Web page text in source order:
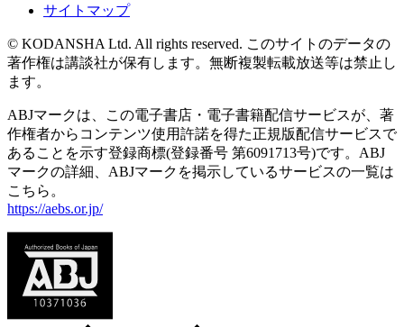
サイトマップ
© KODANSHA Ltd. All rights reserved. このサイトのデータの
著作権は講談社が保有します。無断複製転載放送等は禁止し
ます。
ABJマークは、この電子書店・電子書籍配信サービスが、著
作権者からコンテンツ使用許諾を得た正規版配信サービスで
あることを示す登録商標(登録番号 第6091713号)です。ABJ
マークの詳細、ABJマークを掲示しているサービスの一覧は
こちら。
https://aebs.or.jp/